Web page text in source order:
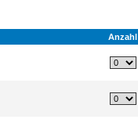
Anzahl